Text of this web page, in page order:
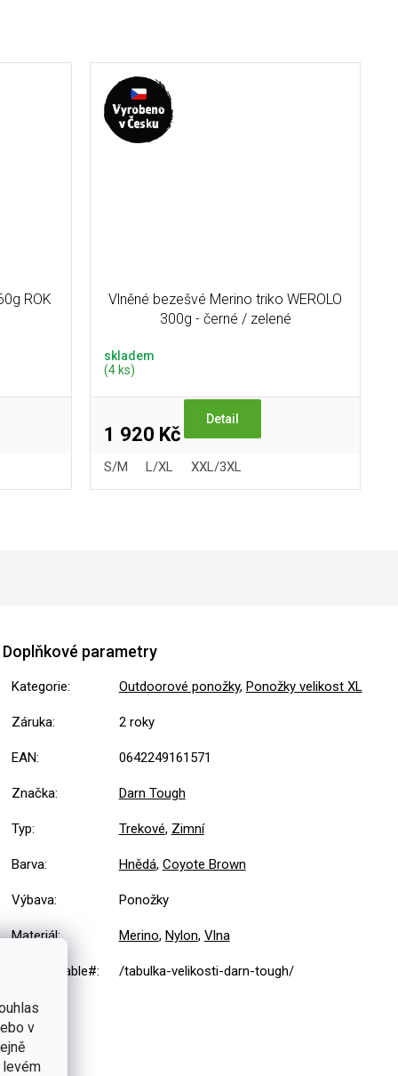
v
levém
ROK
Vlněné bezešvé Merino triko WEROLO
300g - černé / zelené
skladem
(4 ks)
1 920 Kč
Detail
S/M L/XL XXL/3XL
Doplňkové parametry
Kategorie: Outdoorové ponožky, Ponožky velikost XL
Záruka: 2 roky
EAN: 0642249161571
Značka: Darn Tough
Typ: Trekové, Zimní
Barva: Hnědá, Coyote Brown
Výbava: Ponožky
Materiál: Merino, Nylon, Vlna
#sizes_table#: /tabulka-velikosti-darn-tough/